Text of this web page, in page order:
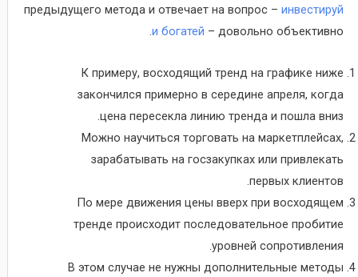
предыдущего метода и отвечает на вопрос –инвестируй
и богатей – довольно объективно.
К примеру, восходящий тренд на графике ниже
закончился примерно в середине апреля, когда
цена пересекла линию тренда и пошла вниз.
Можно научиться торговать на маркетплейсах,
зарабатывать на госзакупках или привлекать
первых клиентов.
По мере движения цены вверх при восходящем
тренде происходит последовательное пробитие
уровней сопротивления.
В этом случае не нужны дополнительные методы